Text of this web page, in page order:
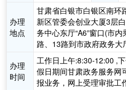
办理
地点
甘肃省白银市白银区南环
新区管委会创业大厦3层
务中心东厅“A6”窗口(市
路、13路到市政府政务大
办理
时间
工作日上午:8:30-12:00 ,
假日期间甘肃政务服务网
报业务，网上受理审批工